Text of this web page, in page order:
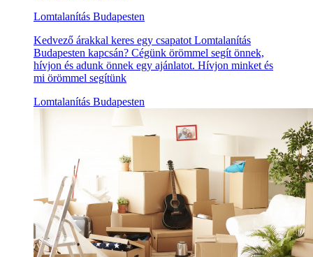
Lomtalanítás Budapesten
Kedvező árakkal keres egy csapatot Lomtalanítás
Budapesten kapcsán? Cégünk örömmel segít önnek,
hívjon és adunk önnek egy ajánlatot. Hívjon minket és
mi örömmel segítünk
Lomtalanítás Budapesten